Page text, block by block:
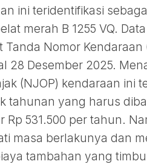
ini teridentifikasi
merah B 1255 VQ.
Nomor
28 Desember 2025.
(NJOP) kendaraan ini
tahunan yang harus
Rp 531.500 per tahun.
masa berlakunya dan
tambahan yang